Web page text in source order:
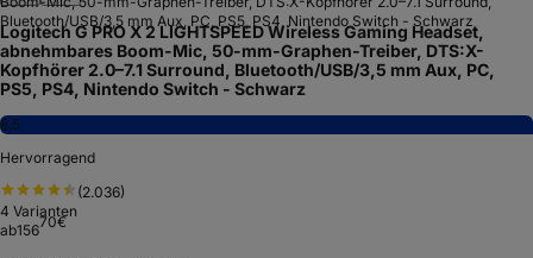
Logitech G PRO X 2 LIGHTSPEED Wireless Gaming Headset,
abnehmbares Boom-Mic, 50-mm-Graphen-Treiber, DTS:X-
Kopfhörer 2.0–7.1 Surround, Bluetooth/USB/3,5 mm Aux, PC,
PS5, PS4, Nintendo Switch - Schwarz
8,5
Hervorragend
(2.036)
4 Varianten
ab15670€